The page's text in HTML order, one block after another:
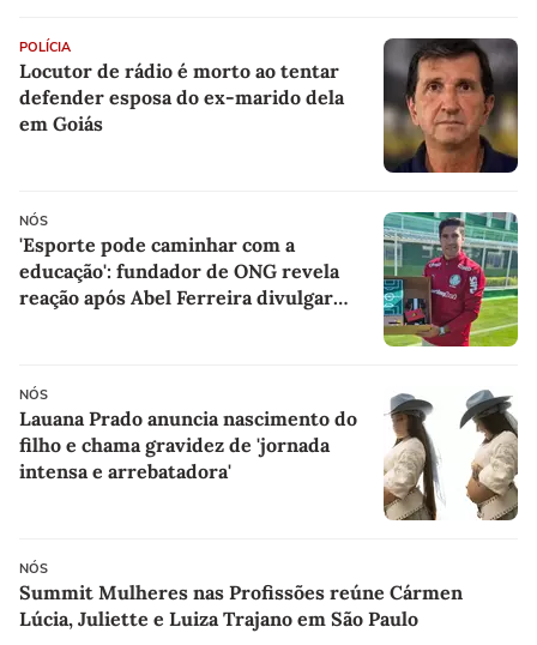
POLÍCIA
Locutor de rádio é morto ao tentar
defender esposa do ex-marido dela
em Goiás
NÓS
'Esporte pode caminhar com a
educação': fundador de ONG revela
reação após Abel Ferreira divulgar
NÓS
Lauana Prado anuncia nascimento do
filho e chama gravidez de 'jornada
intensa e arrebatadora'
NÓS
Summit Mulheres nas Profissões reúne Cármen
Lúcia, Juliette e Luiza Trajano em São Paulo